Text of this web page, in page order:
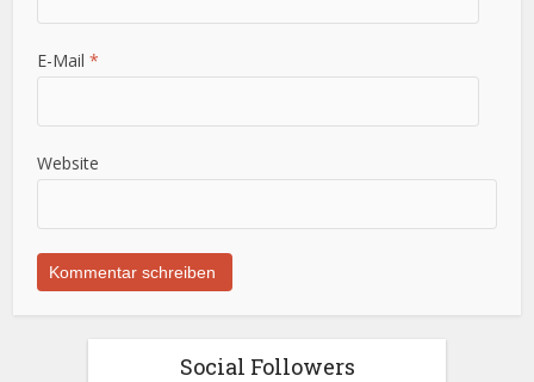
E-Mail*
Website
Social Followers